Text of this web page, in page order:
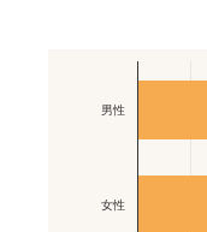
男性
女性